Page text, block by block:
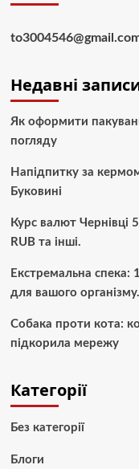
Недавні
Як оформити
погляду
Напідпитку за
Буковині
Курс валют Чернівці
RUB та інші.
Екстремальна спека:
для вашого організму.
Собака проти кота:
підкорила мережу
Категорії
Без категорії
Блоги